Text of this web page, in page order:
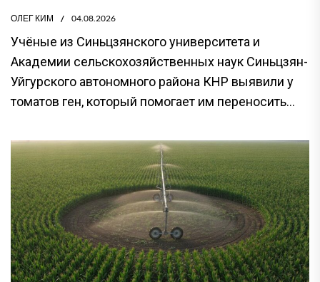
ОЛЕГ КИМ 04.08.2026
Учёные из Синьцзянского университета и
Академии сельскохозяйственных наук Синьцзян-
Уйгурского автономного района КНР выявили у
томатов ген, который помогает им переносить...